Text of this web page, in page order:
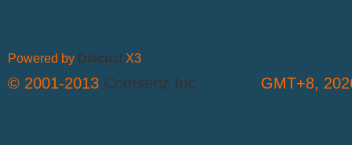
GMT+8,
Powered by Discuz! X3
© 2001-2013 Comsenz Inc.